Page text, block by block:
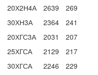
20Х2Н4А
2639 269
30ХН3А
2364 241
20ХГС3А
2031 207
25ХГСА
2129 217
30ХГСА
2246 229